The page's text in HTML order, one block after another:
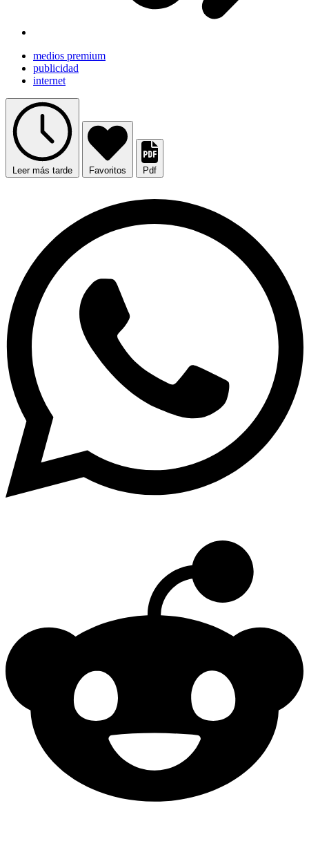
medios premium
publicidad
internet
Leer más tarde Favoritos Pdf